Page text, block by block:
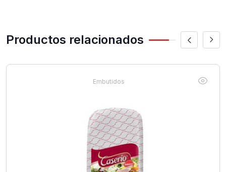
Productos relacionados
Embutidos